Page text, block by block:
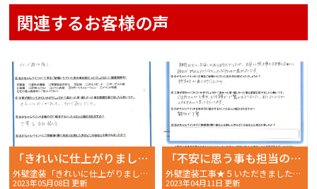
関連するお客様の声
「きれいに仕上がりました。イメージ通りでした。」
外壁塗装「きれいに仕上がりました。イメージ通りでした。」明石市二見町 W様の完工後アンケート〜
2023年05月08日 更新
「不安に思う事も担当の方に話せばきちんとアドバイスいただけたのでよかったです。」
外壁塗装工事★５いただきました！！明石市大久保町E様 〜完工後アンケート〜おかちゃんペイント
2023年04月11日 更新